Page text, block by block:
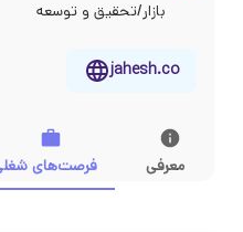
بازار/تحقیق و توسعه
jahesh.co
معرفی فرصت‌های